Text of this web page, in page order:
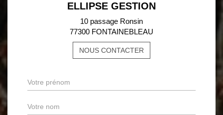
ELLIPSE GESTION
10 passage Ronsin
77300 FONTAINEBLEAU
NOUS CONTACTER